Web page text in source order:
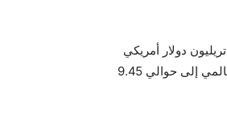
ومن المتوقع وصول حجم سوق الحلال إلى 7.7 تريليون دولار أمريكي في 2025، منها 3.30 تريليون دولار أمريكي
في سوق الغذاء والمشروبات الحلال العالمي، كما بتوقع وصول قيمة سوق الغذاء الحلال العالمي إلى حوالي 9.45